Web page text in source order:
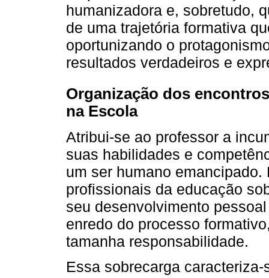
humanizadora e, sobretudo,
de uma trajetória formativa
oportunizando o
resultados verdadeiros e
Organização dos
na Escola
Atribui-se ao professor a
suas habilidades e
um ser humano
profissionais da educação
seu desenvolvimento
enredo do processo
tamanha responsabilidade.
Essa sobrecarga